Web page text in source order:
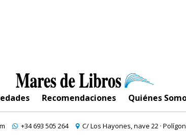
Recomendaciones Quiénes
+34 693 505 264 C/ Los Hayones, nave 22 ·